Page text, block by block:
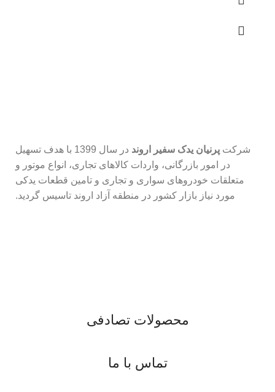
شرکت پرنیان یدک سفیر اروند
در سال 1399 با هدف تسهیل
در امور بازرگانی، واردات کالاهای تجاری، انواع موتور و
متعلقات خودروهای سواری و تجاری و تامین قطعات یدکی
مورد نیاز بازار کشور در منطقه آزاد اروند تاسیس گردید.
محصولات تصادفی
تماس با ما